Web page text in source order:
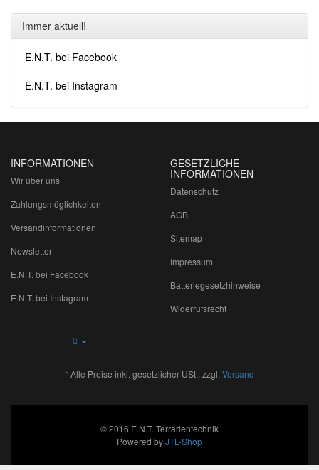
Immer aktuell!
E.N.T. bei Facebook
E.N.T. bei Instagram
INFORMATIONEN
Wir über uns
Zahlungsmöglichkeiten
Versandinformationen
Newsletter
E.N.T. bei Facebook
E.N.T. bei Instagram
GESETZLICHE
INFORMATIONEN
Datenschutz
AGB
Sitemap
Impressum
Batteriegesetzhinweise
Widerrufsrecht
* Alle Preise inkl. gesetzlicher USt., zzgl. Versand
© 2016 E.N.T. Terrarientechnik
Powered byJTL-Shop